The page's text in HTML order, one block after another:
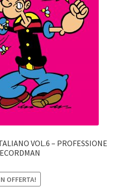
VOL.6 – PROFESSIONE
OFFERTA!